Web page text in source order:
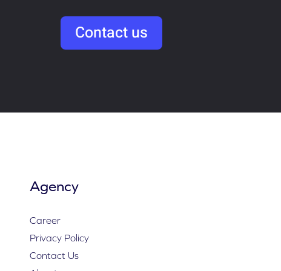
Contact us
Agency
Career
Privacy Policy
Contact Us